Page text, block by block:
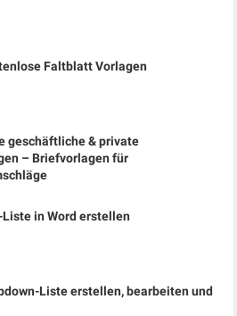
Faltblatt Vorlagen
geschäftliche & private
– Briefvorlagen für
Liste in Word erstellen
Liste erstellen, bearbeiten und